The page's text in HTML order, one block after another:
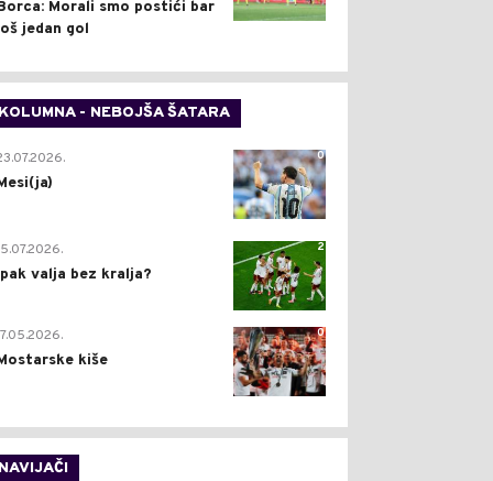
Morali smo postići bar
jedan gol
KOLUMNA - NEBOJŠA ŠATARA
0
2
valja bez kralja?
0
kiše
NAVIJAČI